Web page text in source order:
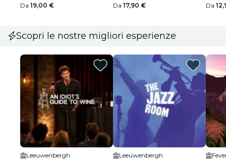
Da 19,00 €
Da 17,90 €
Da
Scopri le nostre migliori esperienze
Leeuwenbergh
Leeuwenbergh